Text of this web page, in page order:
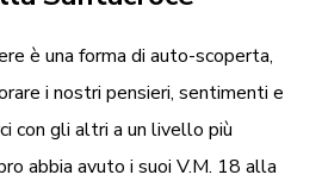
è una forma di auto-scoperta,
i nostri pensieri, sentimenti e
con gli altri a un livello più
abbia avuto i suoi V.M. 18 alla